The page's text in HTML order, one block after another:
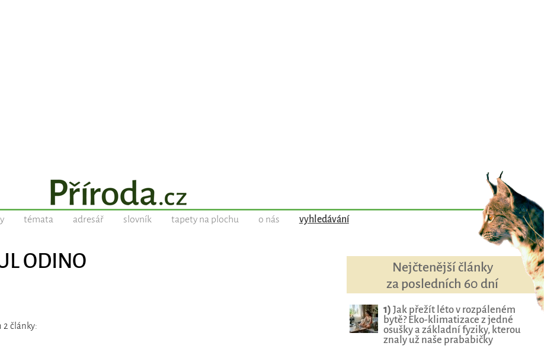
témata adresář slovník tapety na plochu o nás vyhledávání
ODINO
2 články:
Nejčtenější články
za posledních 60 dní
1) Jak přežít léto v rozpáleném
bytě? Eko-klimatizace z jedné
osušky a základní fyziky, kterou
znaly už naše prababičky